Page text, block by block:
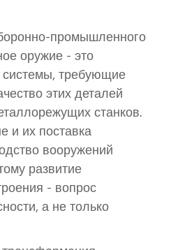
промышленного
оружие - это
системы, требующие
этих деталей
станков.
и их поставка
вооружений
развитие
- вопрос
а не только